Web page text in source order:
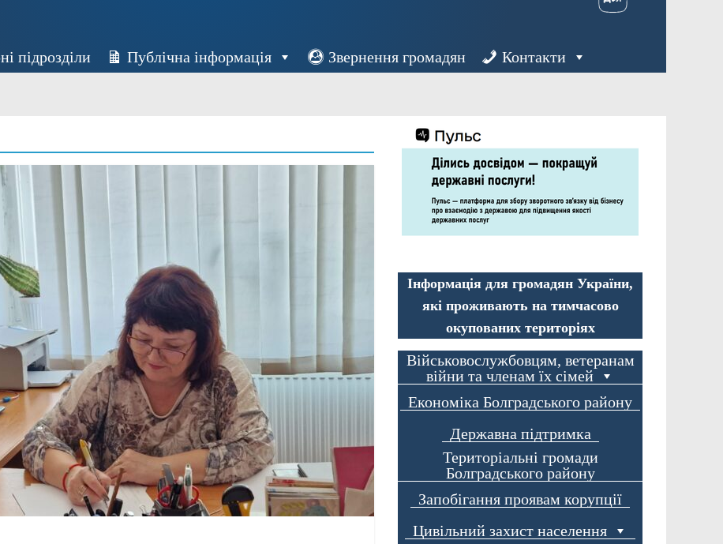
підрозділи Публічна інформація Звернення громадян Контакти
Інформація для громадян України,
які проживають на тимчасово
окупованих територіях
Військовослужбовцям, ветеранам
війни та членам їх сімей
Економіка Болградського району
Державна підтримка
Територіальні громади
Болградського району
Запобігання проявам корупції
Цивільний захист населення